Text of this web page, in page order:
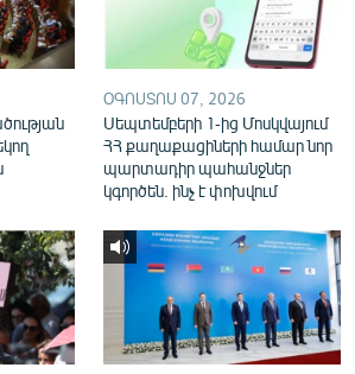
ՕԳՈՍՏՈՍ 07, 2026
Սեպտեմբերի 1-ից Մոսկվայում
ՀՀ քաղաքացիների համար նոր
պարտադիր պահանջներ
կգործեն. ինչ է փոխվում